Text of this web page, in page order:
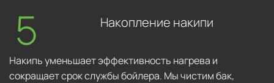
Накопление накипи
Накипь уменьшает эффективность нагрева и
сокращает срок службы бойлера. Мы чистим бак,